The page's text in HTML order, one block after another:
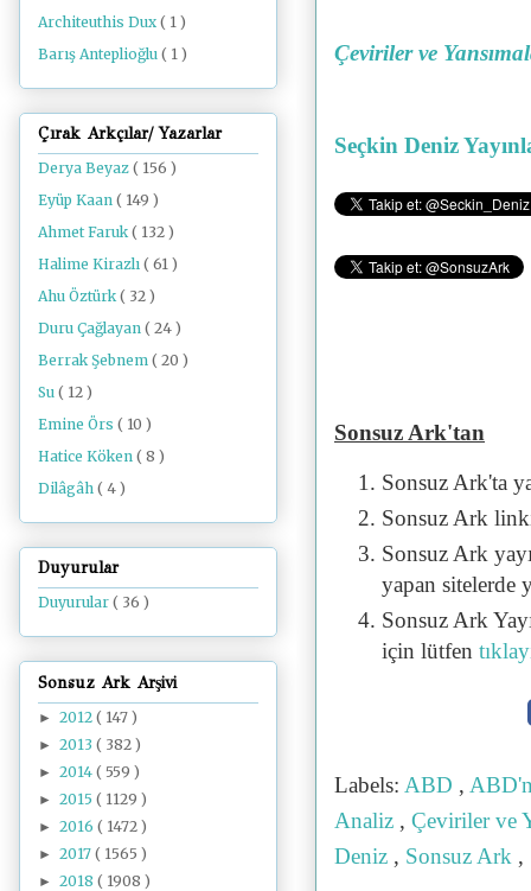
Çeviriler ve
Seçkin Deniz
Sonsuz Ark'tan
Sonsuz Ark'ta
Sonsuz Ark
Sonsuz Ark
yapan sitelerde
Sonsuz Ark
için lütfen
Labels: ABD ,
Analiz , Çeviriler ve
Deniz , Sonsuz Ark ,
Architeuthis Dux ( 1 )
Barış Anteplioğlu ( 1 )
Çırak Arkçılar/ Yazarlar
Derya Beyaz ( 156 )
Eyüp Kaan ( 149 )
Ahmet Faruk ( 132 )
Halime Kirazlı ( 61 )
Ahu Öztürk ( 32 )
Duru Çağlayan ( 24 )
Berrak Şebnem ( 20 )
Su ( 12 )
Emine Örs ( 10 )
Hatice Köken ( 8 )
Dilâgâh ( 4 )
Duyurular
Duyurular ( 36 )
Sonsuz Ark Arşivi
► 2012 ( 147 )
► 2013 ( 382 )
► 2014 ( 559 )
► 2015 ( 1129 )
► 2016 ( 1472 )
► 2017 ( 1565 )
► 2018 ( 1908 )